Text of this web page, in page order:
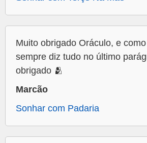
Muito obrigado Oráculo, e
sempre diz tudo no último
obrigado 🫂
Marcão
Sonhar com Padaria